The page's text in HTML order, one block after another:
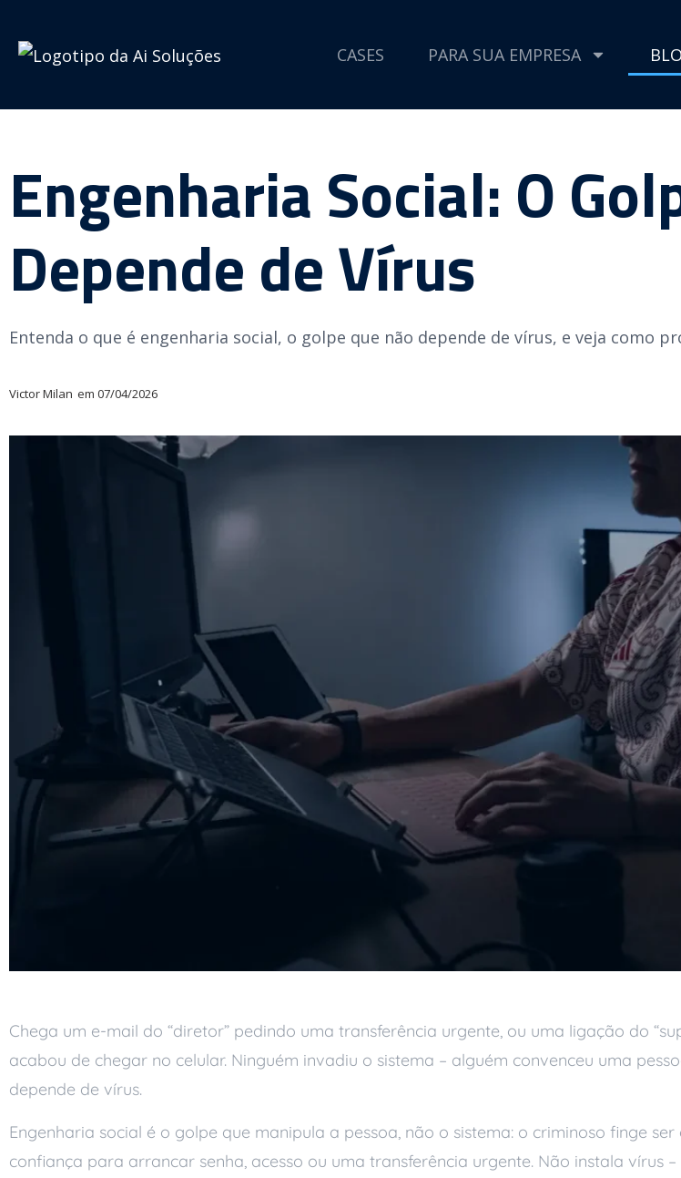
CASES PARA SUA EMPRESA
Engenharia Social: O
Depende de Vírus
Entenda o que é engenharia social, o golpe que não depende de vírus, e veja como
Victor Milan em 07/04/2026
Chega um e-mail do “diretor” pedindo uma transferência urgente, ou uma ligação do
acabou de chegar no celular. Ninguém invadiu o sistema – alguém convenceu uma
depende de vírus.
Engenharia social é o golpe que manipula a pessoa, não o sistema: o criminoso finge
confiança para arrancar senha, acesso ou uma transferência urgente. Não instala vírus